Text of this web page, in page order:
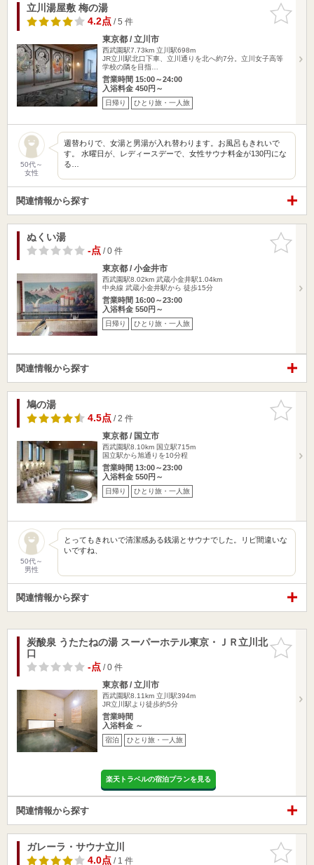
お気に入
りに追加
立川湯屋敷 梅の湯
4.2点/ 5 件
東京都 / 立川市
西武園駅7.73km 立川駅698m
JR立川駅北口下車、立川通りを北へ約7分。立川女子高等
学校の隣を目指…
営業時間 15:00～24:00
入浴料金 450円～
日帰り ひとり旅・一人旅
50代～
女性
週替わりで、女湯と男湯が入れ替わります。お風呂もきれいで
す。 水曜日が、レディースデーで、女性サウナ料金が130円にな
る…
関連情報から探す
お気に入
りに追加
ぬくい湯
-点/ 0 件
東京都 / 小金井市
西武園駅8.02km 武蔵小金井駅1.04km
中央線 武蔵小金井駅から 徒歩15分
営業時間 16:00～23:00
入浴料金 550円～
日帰り ひとり旅・一人旅
関連情報から探す
お気に入
りに追加
鳩の湯
4.5点/ 2 件
東京都 / 国立市
西武園駅8.10km 国立駅715m
国立駅から旭通りを10分程
営業時間 13:00～23:00
入浴料金 550円～
日帰り ひとり旅・一人旅
50代～
男性
とってもきれいで清潔感ある銭湯とサウナでした。リピ間違いな
いですね、
関連情報から探す
お気に入
りに追加
炭酸泉 うたたねの湯 スーパーホテル東京・ＪＲ立川北
口
-点/ 0 件
東京都 / 立川市
西武園駅8.11km 立川駅394m
JR立川駅より徒歩約5分
営業時間
入浴料金 ～
宿泊 ひとり旅・一人旅
楽天トラベルの宿泊プランを見る
関連情報から探す
お気に入
りに追加
ガレーラ・サウナ立川
4.0点/ 1 件